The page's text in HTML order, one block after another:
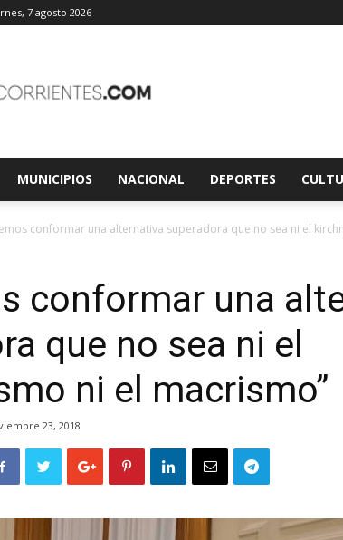
7 agosto 2026
MUNICIPIOS NACIONAL DEPORTES
conformar una alternativa superadora que no sea ni el
conformar una
que no sea ni el
ni el macrismo”
23, 2018